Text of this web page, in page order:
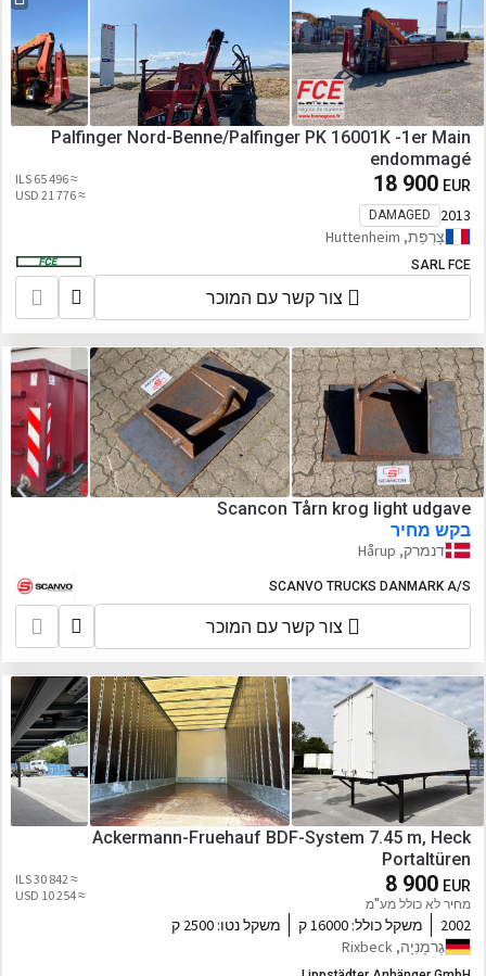
Palfinger Nord-Benne/Palfinger PK 16001K -1er Main
endommagé
18 900 EUR
≈ 65 496 ILS
≈ 21 776 USD
2013
DAMAGED
צָרְפַת, Huttenheim
SARL FCE
צור קשר עם המוכר
Scancon Tårn krog light udgave
בקש מחיר
דנמרק, Hårup
SCANVO TRUCKS DANMARK A/S
צור קשר עם המוכר
Ackermann-Fruehauf BDF-System 7.45 m, Heck
Portaltüren
8 900 EUR
מחיר לא כולל מע"מ
≈ 30 842 ILS
≈ 10 254 USD
2002 משקל כולל: 16000 ק משקל נטו: 2500 ק
גֶרמָנִיָה, Rixbeck